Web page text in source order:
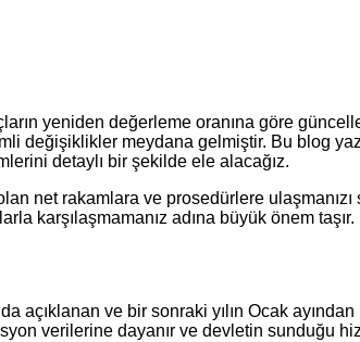
yeniden değerleme oranına göre
değişiklikler meydana gelmiştir. Bu blog
detaylı bir şekilde ele alacağız.
net rakamlara ve prosedürlere
karşılaşmamanız adına büyük önem taşır.
açıklanan ve bir sonraki yılın Ocak
verilerine dayanır ve devletin sunduğu